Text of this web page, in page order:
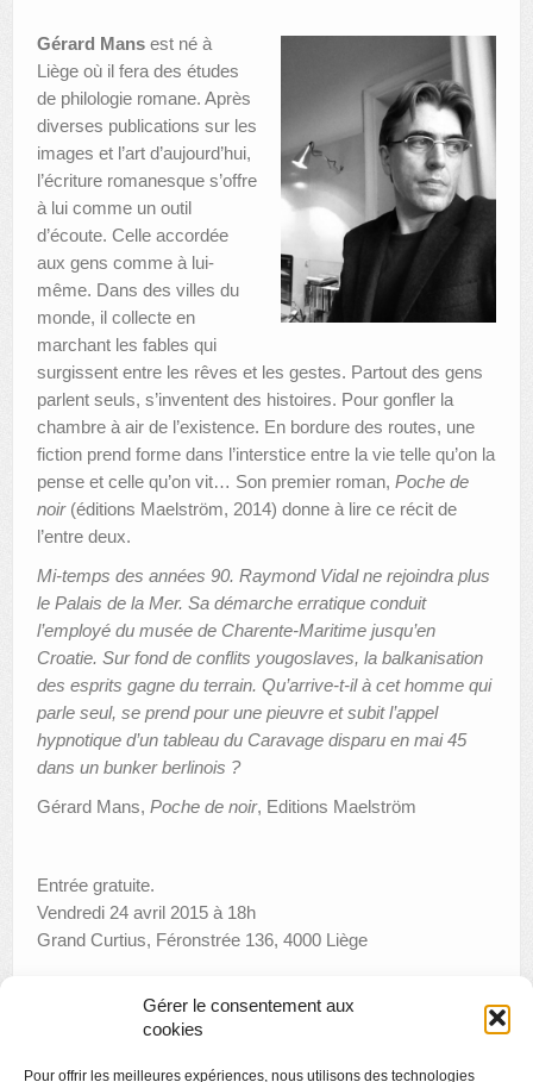
Gérer le consentement aux
cookies
Pour offrir les meilleures expériences, nous utilisons des technologies
Gérard Mans est né à
Liège où il fera des études
de philologie romane. Après
diverses publications sur les
images et l’art d’aujourd’hui,
l’écriture romanesque s’offre
à lui comme un outil
d’écoute. Celle accordée
aux gens comme à lui-
même. Dans des villes du
monde, il collecte en
marchant les fables qui
surgissent entre les rêves et les gestes. Partout des gens
parlent seuls, s’inventent des histoires. Pour gonfler la
chambre à air de l’existence. En bordure des routes, une
fiction prend forme dans l’interstice entre la vie telle qu’on la
pense et celle qu’on vit… Son premier roman, Poche de
noir(éditions Maelström, 2014) donne à lire ce récit de
l’entre deux.
Mi-temps des années 90. Raymond Vidal ne rejoindra plus
le Palais de la Mer. Sa démarche erratique conduit
l’employé du musée de Charente-Maritime jusqu’en
Croatie. Sur fond de conflits yougoslaves, la balkanisation
des esprits gagne du terrain. Qu’arrive-t-il à cet homme qui
parle seul, se prend pour une pieuvre et subit l’appel
hypnotique d’un tableau du Caravage disparu en mai 45
dans un bunker berlinois ?
Gérard Mans, Poche de noir, Editions Maelström
Entrée gratuite.
Vendredi 24 avril 2015 à 18h
Grand Curtius, Féronstrée 136, 4000 Liège
Dans l’atelier de restauration